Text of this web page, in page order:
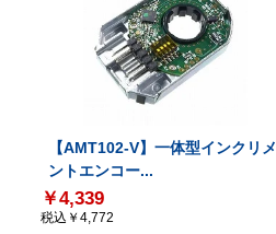
【AMT102-V】一体型インクリメ
ントエンコー...
￥4,339
税込￥4,772